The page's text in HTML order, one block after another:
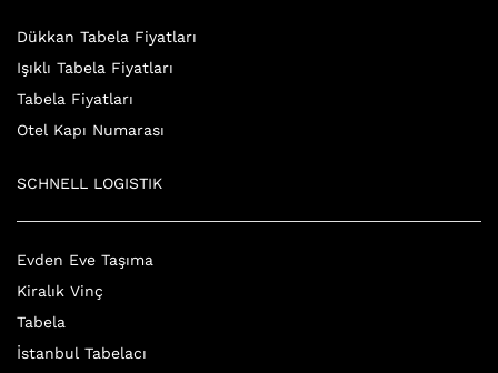
Dükkan Tabela Fiyatları
Işıklı Tabela Fiyatları
Tabela Fiyatları
Otel Kapı Numarası
SCHNELL LOGISTIK
Evden Eve Taşıma
Kiralık Vinç
Tabela
İstanbul Tabelacı